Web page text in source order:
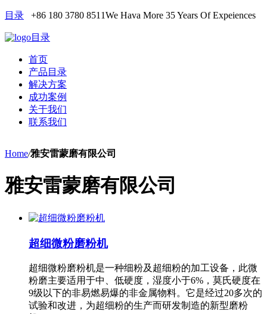
目录 +86 180 3780 8511We Hava More 35 Years Of Expeiences
目录
首页
产品目录
解决方案
成功案例
关于我们
联系我们
Home/雅安雷蒙磨有限公司
雅安雷蒙磨有限公司
超细微粉磨粉机
超细微粉磨粉机是一种细粉及超细粉的加工设备，此微
粉磨主要适用于中、低硬度，湿度小于6%，莫氏硬度在
9级以下的非易燃易爆的非金属物料。它是经过20多次的
试验和改进，为超细粉的生产而研发制造的新型磨粉